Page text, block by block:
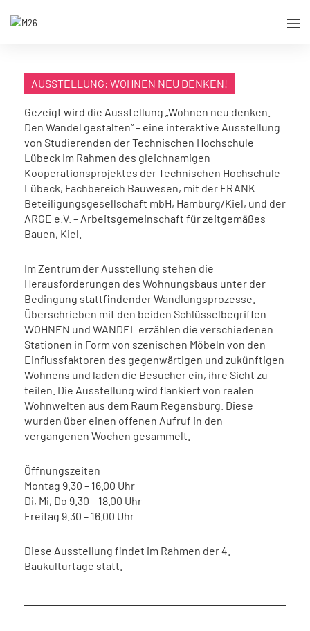
AUSSTELLUNG: WOHNEN NEU DENKEN!
Gezeigt wird die Ausstellung „Wohnen neu denken.
Den Wandel gestalten“ – eine interaktive Ausstellung
von Studierenden der Technischen Hochschule
Lübeck im Rahmen des gleichnamigen
Kooperationsprojektes der Technischen Hochschule
Lübeck, Fachbereich Bauwesen, mit der FRANK
Beteiligungsgesellschaft mbH, Hamburg/Kiel, und der
ARGE e.V. – Arbeitsgemeinschaft für zeitgemäßes
Bauen, Kiel.
Im Zentrum der Ausstellung stehen die
Herausforderungen des Wohnungsbaus unter der
Bedingung stattfindender Wandlungsprozesse.
Überschrieben mit den beiden Schlüsselbegriffen
WOHNEN und WANDEL erzählen die verschiedenen
Stationen in Form von szenischen Möbeln von den
Einflussfaktoren des gegenwärtigen und zukünftigen
Wohnens und laden die Besucher ein, ihre Sicht zu
teilen. Die Ausstellung wird flankiert von realen
Wohnwelten aus dem Raum Regensburg. Diese
wurden über einen offenen Aufruf in den
vergangenen Wochen gesammelt.
Öffnungszeiten
Montag 9.30 – 16.00 Uhr
Di, Mi, Do 9.30 – 18.00 Uhr
Freitag 9.30 – 16.00 Uhr
Diese Ausstellung findet im Rahmen der 4.
Baukulturtage statt.